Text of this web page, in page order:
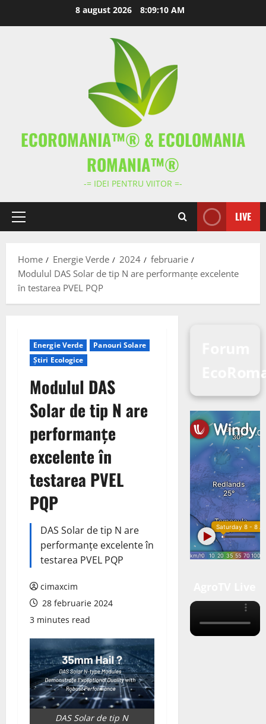
8 august 2026 8:09:11 AM
ECOROMANIA™® & ECOLOMANIA
ROMANIA™®
-= IDEI PENTRU VIITOR =-
Primary
LIVE
Home Energie Verde 2024
februarie
Modulul DAS Solar de tip N are performanțe excelente
în testarea PVEL PQP
Energie Verde
Panouri Solare
Știri Ecologice
Modulul DAS
Solar de tip N are
performanțe
excelente în
testarea PVEL
PQP
DAS Solar de tip N are
performanțe excelente în
testarea PVEL PQP
cimaxcim
28 februarie 2024
3 minutes read
DAS Solar de tip N